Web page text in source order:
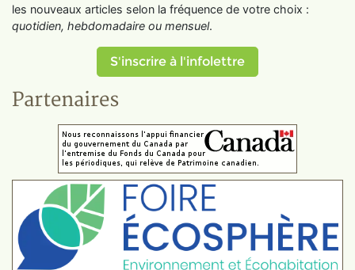
les nouveaux articles selon la fréquence de votre choix :
quotidien, hebdomadaire ou mensuel.
S'inscrire à l'infolettre
Partenaires